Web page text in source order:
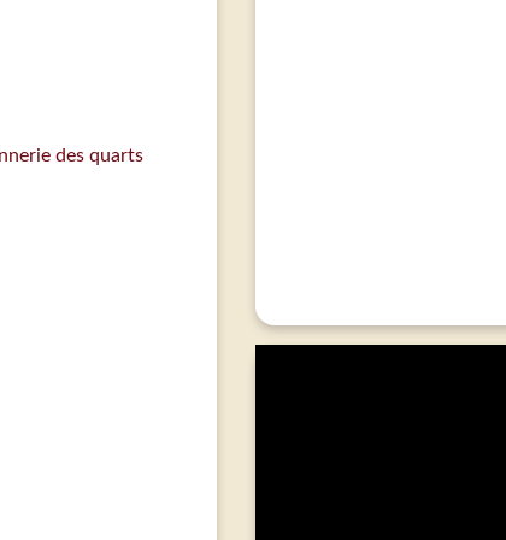
des quarts